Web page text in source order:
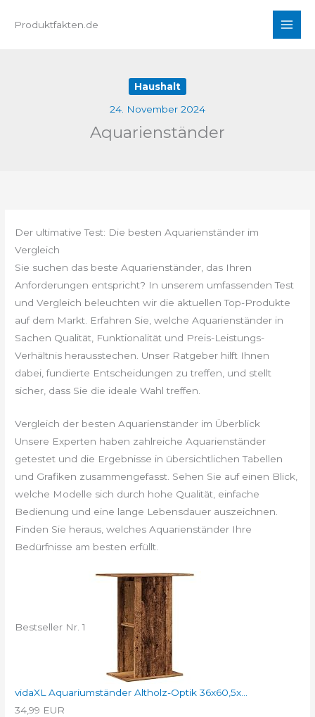
InhaltProduktfakten.de
Haushalt
24. November 2024
Aquarienständer
Der ultimative Test: Die besten Aquarienständer im
Vergleich
Sie suchen das beste Aquarienständer, das Ihren
Anforderungen entspricht? In unserem umfassenden Test
und Vergleich beleuchten wir die aktuellen Top-Produkte
auf dem Markt. Erfahren Sie, welche Aquarienständer in
Sachen Qualität, Funktionalität und Preis-Leistungs-
Verhältnis herausstechen. Unser Ratgeber hilft Ihnen
dabei, fundierte Entscheidungen zu treffen, und stellt
sicher, dass Sie die ideale Wahl treffen.
Vergleich der besten Aquarienständer im Überblick
Unsere Experten haben zahlreiche Aquarienständer
getestet und die Ergebnisse in übersichtlichen Tabellen
und Grafiken zusammengefasst. Sehen Sie auf einen Blick,
welche Modelle sich durch hohe Qualität, einfache
Bedienung und eine lange Lebensdauer auszeichnen.
Finden Sie heraus, welches Aquarienständer Ihre
Bedürfnisse am besten erfüllt.
Bestseller Nr. 1
vidaXL Aquariumständer Altholz-Optik 36x60,5x...
34,99 EUR